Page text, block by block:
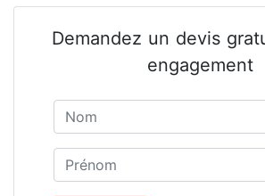
Demandez un devis
engagement
Prénom